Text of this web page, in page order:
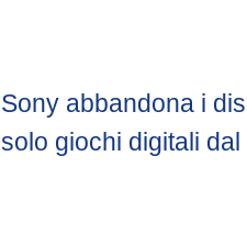
Sony abbandona i
solo giochi digitali dal